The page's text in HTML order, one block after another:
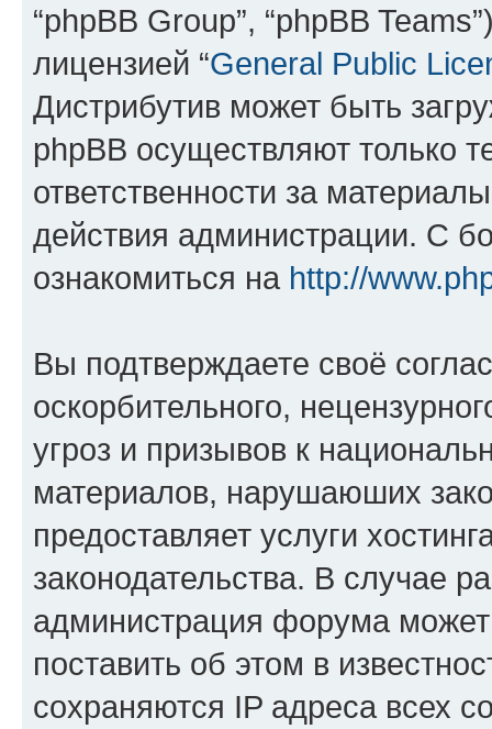
“phpBB Group”, “phpBB
лицензией “General Public
Дистрибутив может быть
phpBB осуществляют только
ответственности за
действия администрации. С
ознакомиться на http://
Вы подтверждаете своё
оскорбительного,
угроз и призывов к
материалов, нарушаюших
предоставляет услуги
законодательства. В случае
администрация форума
поставить об этом в
сохраняются IP адреса всех